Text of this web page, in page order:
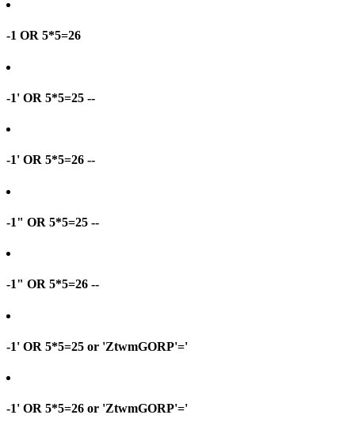
-1 OR 5*5=26
-1' OR 5*5=25 --
-1' OR 5*5=26 --
-1" OR 5*5=25 --
-1" OR 5*5=26 --
-1' OR 5*5=25 or 'ZtwmGORP'='
-1' OR 5*5=26 or 'ZtwmGORP'='